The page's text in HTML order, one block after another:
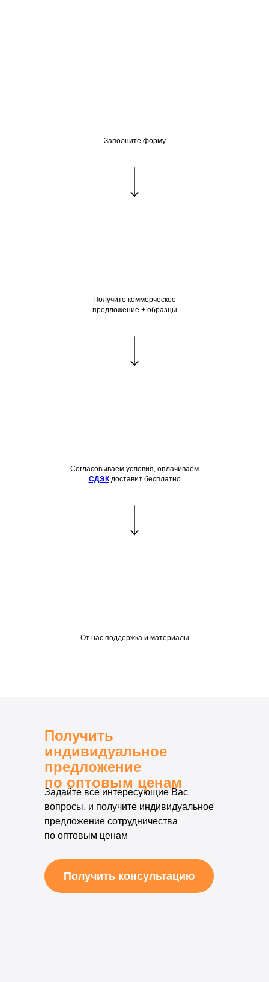
Заполните форму
Получите коммерческое
предложение + образцы
Согласовываем условия, оплачиваем
СДЭКдоставит бесплатно
От нас поддержка и материалы
Получить
индивидуальное
предложение
по оптовым ценам
Задайте все интересующие Вас
вопросы, и получите индивидуальное
предложение сотрудничества
по оптовым ценам
Получить консультацию